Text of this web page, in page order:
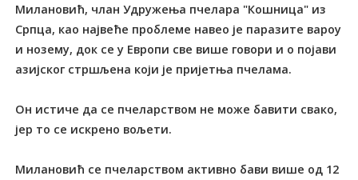
Милановић, члан Удружења пчелара "Кошница" из
Српца, као највеће проблеме навео је паразите вароу
и нозему, док се у Европи све више говори и о појави
азијског стршљена који је пријетња пчелама.
Он истиче да се пчеларством не може бавити свако,
јер то се искрено вољети.
Милановић се пчеларством активно бави више од 12